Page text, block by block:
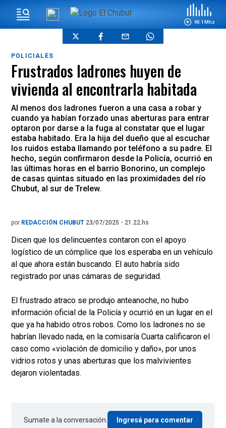
90.1 Mhz
POLICIALES
Frustrados ladrones huyen de
vivienda al encontrarla habitada
Al menos dos ladrones fueron a una casa a robar y
cuando ya habían forzado unas aberturas para entrar
optaron por darse a la fuga al constatar que el lugar
estaba habitado. Era la hija del dueño que al escuchar
los ruidos estaba llamando por teléfono a su padre. El
hecho, según confirmaron desde la Policía, ocurrió en
las últimas horas en el barrio Bonorino, un complejo
de casas quintas situado en las proximidades del río
Chubut, al sur de Trelew.
por REDACCIÓN CHUBUT 23/07/2025 - 21.22.hs
Dicen que los delincuentes contaron con el apoyo
logístico de un cómplice que los esperaba en un vehículo
al que ahora están buscando. El auto habría sido
registrado por unas cámaras de seguridad.
El frustrado atraco se produjo anteanoche, no hubo
información oficial de la Policía y ocurrió en un lugar en el
que ya ha habido otros robos. Como los ladrones no se
habrían llevado nada, en la comisaría Cuarta calificaron el
caso como «violación de domicilio y daño», por unos
vidrios rotos y unas aberturas que los malvivientes
dejaron violentadas.
Sumate a la conversación. Ingresá para comentar